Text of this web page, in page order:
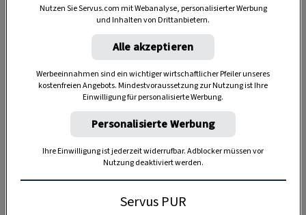
Anzeige
Nutzen Sie Servus.com mit Webanalyse, personalisierter Werbung
und Inhalten von Drittanbietern.
Alle akzeptieren
Werbeeinnahmen sind ein wichtiger wirtschaftlicher Pfeiler unseres
kostenfreien Angebots. Mindestvoraussetzung zur Nutzung ist Ihre
Einwilligung für personalisierte Werbung.
Personalisierte Werbung
Ihre Einwilligung ist jederzeit widerrufbar. Adblocker müssen vor
Nutzung deaktiviert werden.
Servus PUR